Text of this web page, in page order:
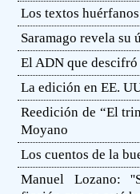
Los textos
Saramago revela su
El ADN que
La edición en EE.
Reedición de “El
Moyano
Los cuentos de la
Manuel Lozano: